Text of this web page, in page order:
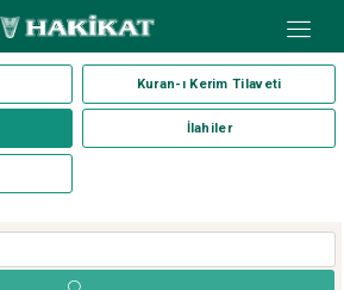
Kuran-ı Kerim Tilaveti
İlahiler